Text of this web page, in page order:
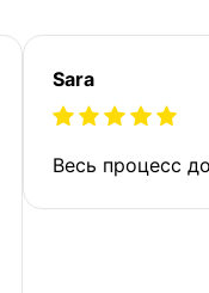
Sara
Весь процесс